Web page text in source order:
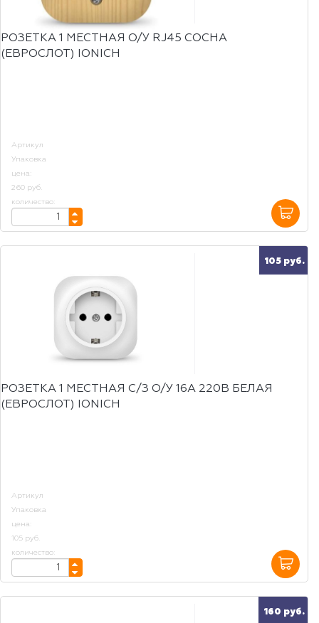
РОЗЕТКА 1 МЕСТНАЯ О/У RJ45 СОСНА
(ЕВРОСЛОТ) IONICH
Артикул
Упаковка
цена:
260 руб.
количество:
105 руб.
РОЗЕТКА 1 МЕСТНАЯ С/З О/У 16А 220В БЕЛАЯ
(ЕВРОСЛОТ) IONICH
Артикул
Упаковка
цена:
105 руб.
количество:
160 руб.